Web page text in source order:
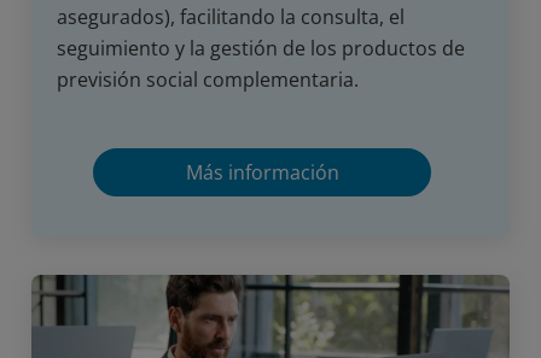
asegurados), facilitando la consulta, el
seguimiento y la gestión de los productos de
previsión social complementaria.
Más información